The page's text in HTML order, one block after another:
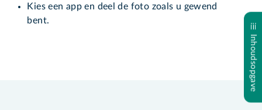
Kies een app en deel de foto zoals u gewend
bent.
Inhoudsopgave